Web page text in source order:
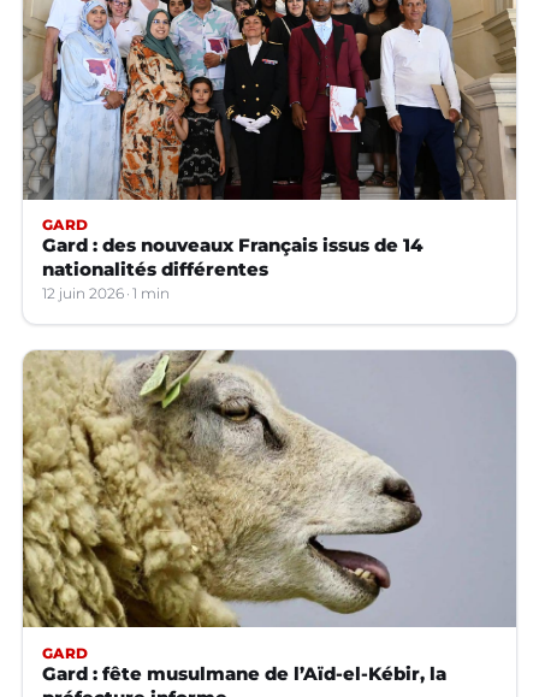
GARD
Gard : des nouveaux Français issus de 14
nationalités différentes
12 juin 2026 1 min
GARD
Gard : fête musulmane de l’Aïd-el-Kébir, la